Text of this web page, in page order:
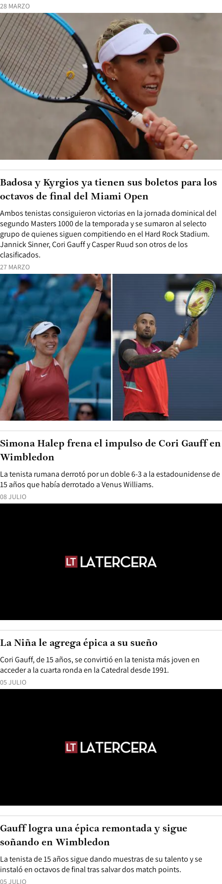
28 MARZO
27 MARZO
Ambos tenistas consiguieron victorias en la jornada dominical del
segundo Masters 1000 de la temporada y se sumaron al selecto
grupo de quienes siguen compitiendo en el Hard Rock Stadium.
Jannick Sinner, Cori Gauff y Casper Ruud son otros de los
clasificados.
Badosa y Kyrgios ya tienen sus boletos para los
octavos de final del Miami Open
08 JULIO
La tenista rumana derrotó por un doble 6-3 a la estadounidense de
15 años que había derrotado a Venus Williams.
Simona Halep frena el impulso de Cori Gauff en
Wimbledon
05 JULIO
Cori Gauff, de 15 años, se convirtió en la tenista más joven en
acceder a la cuarta ronda en la Catedral desde 1991.
La Niña le agrega épica a su sueño
05 JULIO
La tenista de 15 años sigue dando muestras de su talento y se
instaló en octavos de final tras salvar dos match points.
Gauff logra una épica remontada y sigue
soñando en Wimbledon